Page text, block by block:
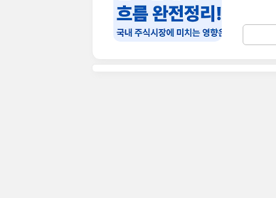
며, 특
는 배